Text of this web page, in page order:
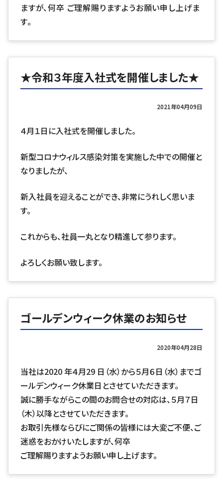
ますが、何卒 ご理解賜りますようお願い申し上げま
す。
★令和３年度入社式を開催しました★
2021年04月09日
４月１日に入社式を開催しました。
新型コロナウィルス感染対策を実施した中での開催と
なりましたが、
新入社員を迎えることができ、非常にうれしく思いま
す。
これからも、社員一丸となり精進して参ります。
よろしくお願い致します。
ゴールデンウィーク休業のお知らせ
2020年04月28日
当社は2020 年４月29 日（水）から５月６日（水）までゴ
ールデンウィーク休業日とさせていただきます。
誠に勝手ながらこの間のお問合せの対応は、５月７日
（木）以降とさせていただきます。
お取引先様ならびにご関係の皆様には大変ご不便、ご
迷惑をおかけいたしますが、何卒
ご理解賜りますようお願い申し上げます。